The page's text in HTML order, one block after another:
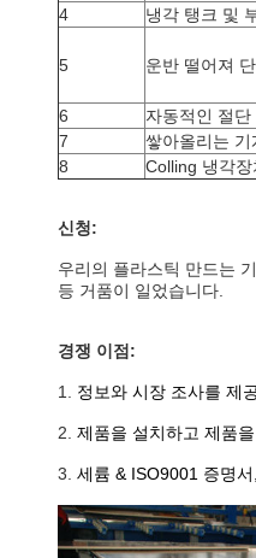
4
냉각 탱크 및
5 운반 떨어져
6
자동적인 절단
7
쌓아올리는 기
8
Colling 냉각
신청:
우리의 플라스틱 만드는
등 거품이 일었습니다.
경쟁 이점:
1. 정보와 시장 조사를 제
2. 제품을 설치하고 제품
3. 세륨 & ISO9001 증명